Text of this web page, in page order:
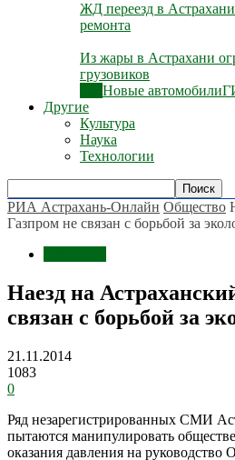
ЖД переезд в
ремонта
Из жары в Астрахани
грузовиков
Новые автомобили
Другие
Культура
Наука
Технологии
РИА Астрахань-Онлайн Общество
Газпром не связан с борьбой за
Наезд на
связан с борьбой за
21.11.2014
1083
0
Ряд незарегистрированных СМИ
пытаются манипулировать
оказания давления на